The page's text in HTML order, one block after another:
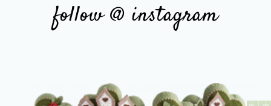
follow @ instagram